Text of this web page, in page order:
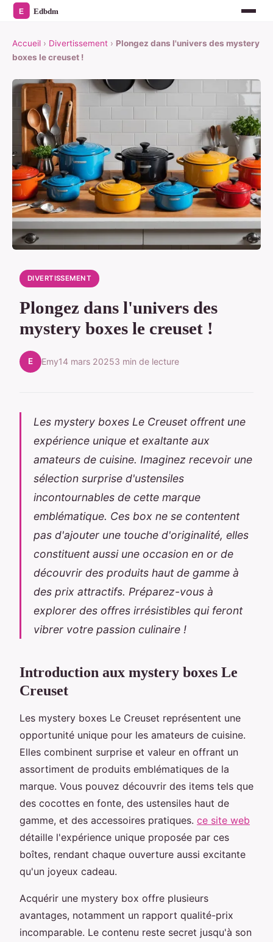
Accueil › Divertissement › Plongez dans l'univers des mystery
boxes le creuset !
DIVERTISSEMENT
Plongez dans l'univers des
mystery boxes le creuset !
E Emy14 mars 20253 min de lecture
Les mystery boxes Le Creuset offrent une
expérience unique et exaltante aux
amateurs de cuisine. Imaginez recevoir une
sélection surprise d'ustensiles
incontournables de cette marque
emblématique. Ces box ne se contentent
pas d'ajouter une touche d'originalité, elles
constituent aussi une occasion en or de
découvrir des produits haut de gamme à
des prix attractifs. Préparez-vous à
explorer des offres irrésistibles qui feront
vibrer votre passion culinaire !
Introduction aux mystery boxes Le
Creuset
Les mystery boxes Le Creuset représentent une
opportunité unique pour les amateurs de cuisine.
Elles combinent surprise et valeur en offrant un
assortiment de produits emblématiques de la
marque. Vous pouvez découvrir des items tels que
des cocottes en fonte, des ustensiles haut de
gamme, et des accessoires pratiques. ce site web
détaille l'expérience unique proposée par ces
boîtes, rendant chaque ouverture aussi excitante
qu'un joyeux cadeau.
Acquérir une mystery box offre plusieurs
avantages, notamment un rapport qualité-prix
incomparable. Le contenu reste secret jusqu'à son